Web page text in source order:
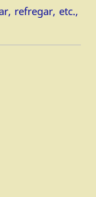
refregar, etc.,